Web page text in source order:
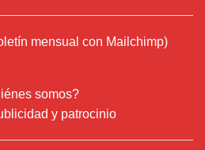
mensual con Mailchimp)
somos?
y patrocinio